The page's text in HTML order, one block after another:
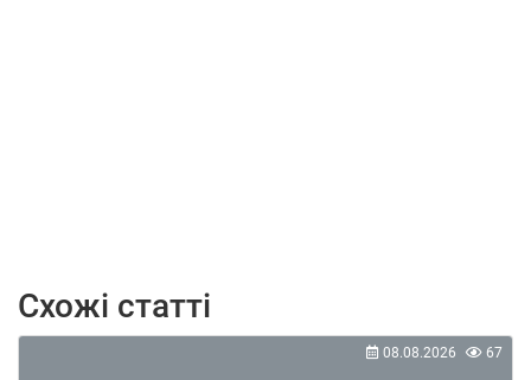
Схожі статті
08.08.2026 67